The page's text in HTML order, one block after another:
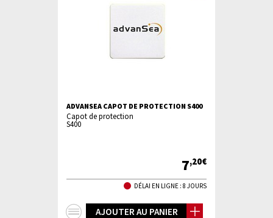
ADVANSEA CAPOT DE PROTECTION S400
Capot de protection
S400
7,20€
DÉLAI EN LIGNE : 8 JOURS
AJOUTER AU PANIER